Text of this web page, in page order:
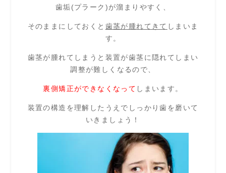
歯垢(プラーク)が溜まりやすく、
そのままにしておくと 歯茎が腫れてきて しまいま
す。
歯茎が腫れてしまうと装置が歯茎に隠れてしまい
調整が難しくなるので、
裏側矯正ができなくなって しまいます。
装置の構造を理解したうえでしっかり歯を磨いて
いきましょう！